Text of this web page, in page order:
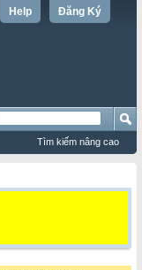
Đăng Ký
Help
Tìm kiếm nâng cao